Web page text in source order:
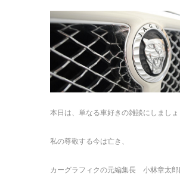
本日は、単なる車好きの雑談にしましょ
私の尊敬する今は亡き、
カーグラフィクの元編集長 小林章太郎